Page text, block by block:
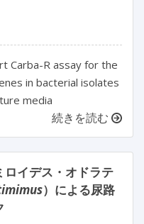
Carba-R assay for the
in bacterial isolates
media
続きを読む
イデス・オドラテ
）による尿路